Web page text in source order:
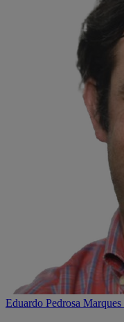
Eduardo Pedrosa Marques